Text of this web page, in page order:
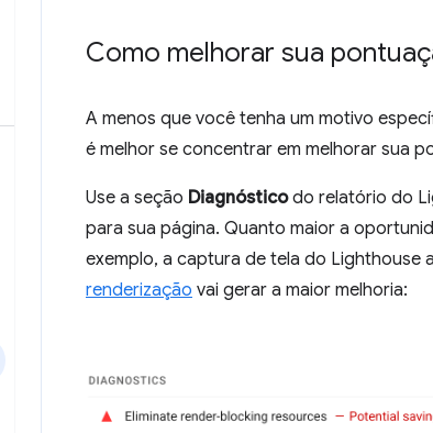
Como melhorar sua
A menos que você tenha um motivo
é melhor se concentrar em melhorar sua
Use a seção Diagnósticodo relatório do
para sua página. Quanto maior a
exemplo, a captura de tela do Lighthouse
renderização vai gerar a maior melhoria: